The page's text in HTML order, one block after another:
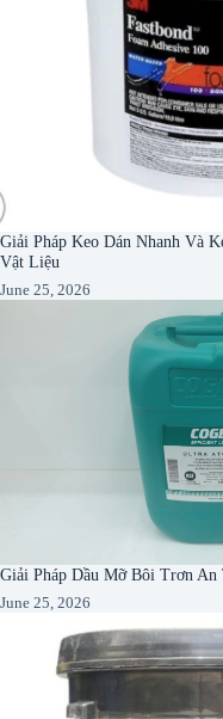
Giải Pháp Keo Dán Nhanh Và
Vật Liệu
June 25, 2026
Giải Pháp Dầu Mỡ Bôi Trơn An
June 25, 2026